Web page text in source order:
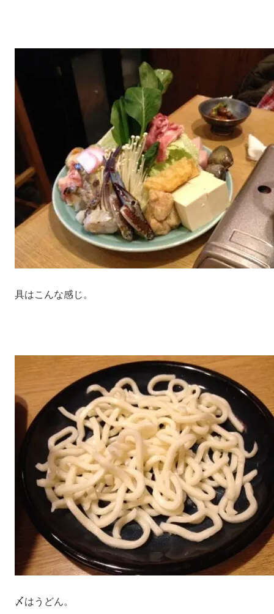
具はこんな感じ。
〆はうどん。